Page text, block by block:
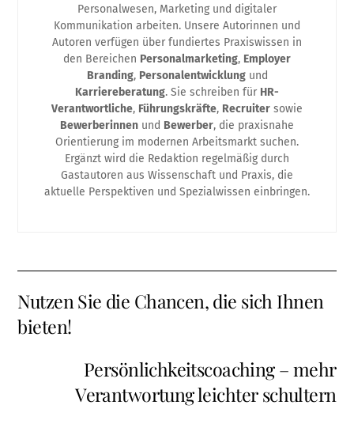
Personalwesen, Marketing und digitaler
Kommunikation arbeiten. Unsere Autorinnen und
Autoren verfügen über fundiertes Praxiswissen in
den Bereichen Personalmarketing, Employer
Branding, Personalentwicklungund
Karriereberatung. Sie schreiben für HR-
Verantwortliche, Führungskräfte, Recruiter sowie
Bewerberinnen und Bewerber, die praxisnahe
Orientierung im modernen Arbeitsmarkt suchen.
Ergänzt wird die Redaktion regelmäßig durch
Gastautoren aus Wissenschaft und Praxis, die
aktuelle Perspektiven und Spezialwissen einbringen.
Nutzen Sie die Chancen, die sich Ihnen
bieten!
Persönlichkeitscoaching – mehr
Verantwortung leichter schultern